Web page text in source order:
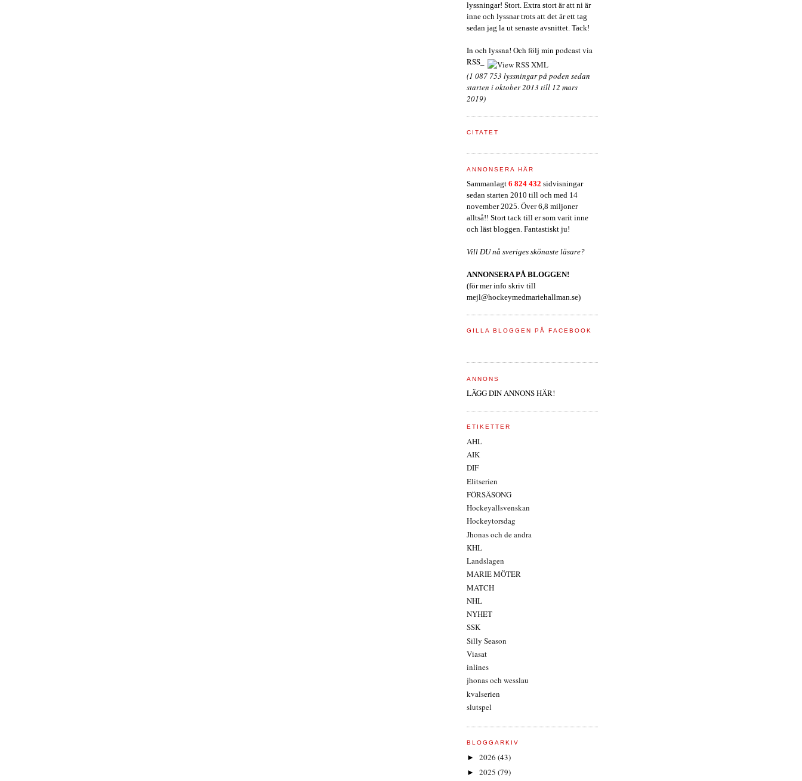
lyssningar! Stort. Extra stort är att ni är
inne och lyssnar trots att det är ett tag
sedan jag la ut senaste avsnittet. Tack!
In och lyssna! Och följ min podcast via
RSS_
(1 087 753 lyssningar på poden sedan
starten i oktober 2013 till 12 mars
2019)
CITATET
ANNONSERA HÄR
Sammanlagt 6 824 432 sidvisningar
sedan starten 2010 till och med 14
november 2025. Över 6,8 miljoner
alltså!! Stort tack till er som varit inne
och läst bloggen. Fantastiskt ju!
Vill DU nå sveriges skönaste läsare?
ANNONSERA PÅ BLOGGEN!
(för mer info skriv till
mejl@hockeymedmariehallman.se)
GILLA BLOGGEN PÅ FACEBOOK
ANNONS
LÄGG DIN ANNONS HÄR!
ETIKETTER
AHL
AIK
DIF
Elitserien
FÖRSÄSONG
Hockeyallsvenskan
Hockeytorsdag
Jhonas och de andra
KHL
Landslagen
MARIE MÖTER
MATCH
NHL
NYHET
SSK
Silly Season
Viasat
inlines
jhonas och wesslau
kvalserien
slutspel
BLOGGARKIV
► 2026 (43)
► 2025 (79)